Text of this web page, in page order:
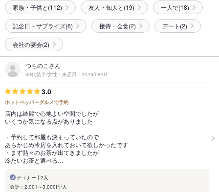
家族・子供と(112) 友人・知人と(19) 一人で(18)
記念日・サプライズ(6) 接待・会食(2) デート(2)
会社の宴会(2)
つちのこさん
30代後半/女性・来店日：2026/08/01
3.0
ホットペッパーグルメで予約
店内は綺麗で心地よい空間でしたが
いくつか気になる点がありました
・予約して部屋も決まっていたので
あらかじめ冷房を入れておいて欲しかったです
・まず熱々のお茶が出てきましたが
冷たいお茶と選べる…
ディナー | 2人
会計：2,001～3,000円/人